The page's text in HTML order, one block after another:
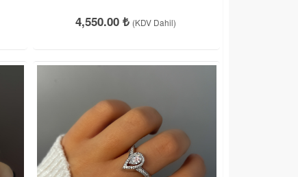
4,550.00 ₺ (KDV Dahil)